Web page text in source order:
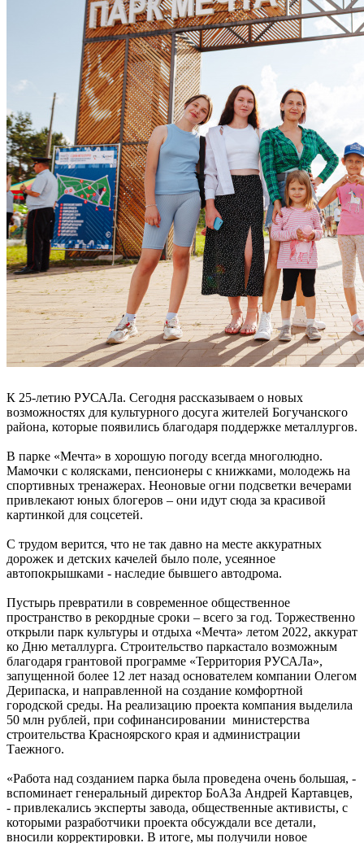
К 25-летию РУСАЛа. Сегодня рассказываем о новых
возможностях для культурного досуга жителей Богучанского
района, которые появились благодаря поддержке металлургов.
В парке «Мечта» в хорошую погоду всегда многолюдно.
Мамочки с колясками, пенсионеры с книжками, молодежь на
спортивных тренажерах. Неоновые огни подсветки вечерами
привлекают юных блогеров – они идут сюда за красивой
картинкой для соцсетей.
С трудом верится, что не так давно на месте аккуратных
дорожек и детских качелей было поле, усеянное
автопокрышками - наследие бывшего автодрома.
Пустырь превратили в современное общественное
пространство в рекордные сроки – всего за год. Торжественно
открыли парк культуры и отдыха «Мечта» летом 2022, аккурат
ко Дню металлурга. Строительство паркастало возможным
благодаря грантовой программе «Территория РУСАЛа»,
запущенной более 12 лет назад основателем компании Олегом
Дерипаска, и направленной на создание комфортной
городской среды. На реализацию проекта компания выделила
50 млн рублей, при софинансировании министерства
строительства Красноярского края и администрации
Таежного.
«Работа над созданием парка была проведена очень большая, -
вспоминает генеральный директор БоАЗа Андрей Картавцев,
- привлекались эксперты завода, общественные активисты, с
которыми разработчики проекта обсуждали все детали,
вносили корректировки. В итоге, мы получили новое